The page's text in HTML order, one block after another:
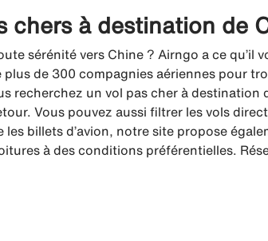
chers à destination de
sérénité vers Chine ? Airngo a ce qu’il
de 300 compagnies aériennes pour
recherchez un vol pas cher à destination
Vous pouvez aussi filtrer les vols
billets d’avion, notre site propose
à des conditions préférentielles.